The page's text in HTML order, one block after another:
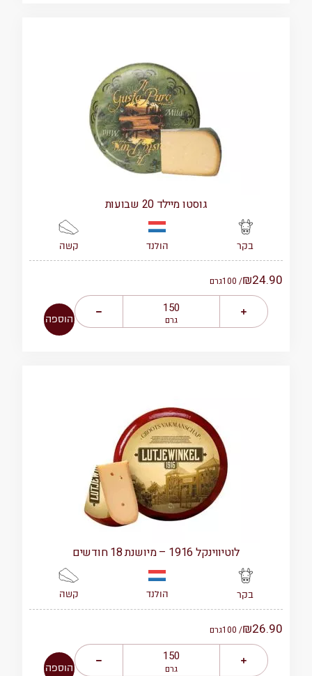
גוסטו מיילד 20 שבועות
בקר הולנד קשה
₪24.90
/ 100 גרם
גרם הוספה
לוטיווינקל 1916 – מיושנת 18 חודשים
בקר הולנד קשה
₪26.90
/ 100 גרם
גרם הוספה